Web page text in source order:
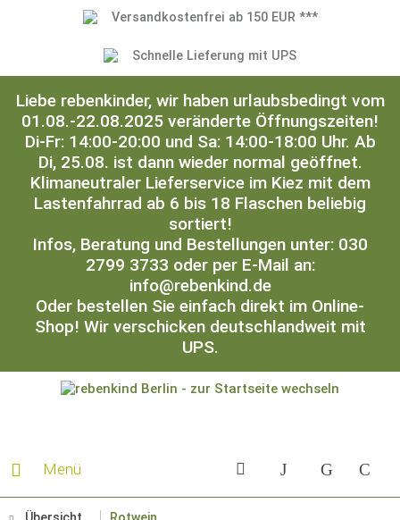
Versandkostenfrei ab 150 EUR ***
Schnelle Lieferung mit UPS
Liebe rebenkinder, wir haben urlaubsbedingt vom
01.08.-22.08.2025 veränderte Öffnungszeiten!
Di-Fr: 14:00-20:00 und Sa: 14:00-18:00 Uhr. Ab
Di, 25.08. ist dann wieder normal geöffnet.
Klimaneutraler Lieferservice im Kiez mit dem
Lastenfahrrad ab 6 bis 18 Flaschen beliebig
sortiert!
Infos, Beratung und Bestellungen unter: 030
2799 3733 oder per E-Mail an:
info@rebenkind.de
Oder bestellen Sie einfach direkt im Online-
Shop! Wir verschicken deutschlandweit mit
UPS.
Menü